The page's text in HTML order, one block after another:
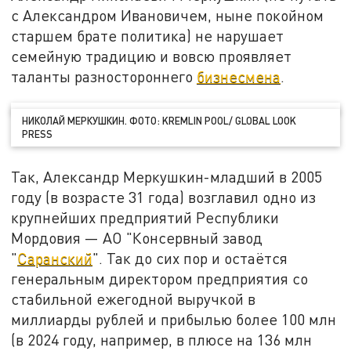
с Александром Ивановичем, ныне покойном
старшем брате политика) не нарушает
семейную традицию и вовсю проявляет
таланты разностороннего бизнесмена.
НИКОЛАЙ МЕРКУШКИН. ФОТО: KREMLIN POOL/ GLOBAL LOOK
PRESS
Так, Александр Меркушкин-младший в 2005
году (в возрасте 31 года) возглавил одно из
крупнейших предприятий Республики
Мордовия — АО "Консервный завод
"Саранский". Так до сих пор и остаётся
генеральным директором предприятия со
стабильной ежегодной выручкой в
миллиарды рублей и прибылью более 100 млн
(в 2024 году, например, в плюсе на 136 млн